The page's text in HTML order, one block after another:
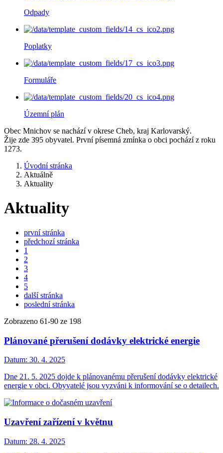
Odpady
Poplatky
Formuláře
Územní plán
Obec Mnichov se nachází v okrese Cheb, kraj Karlovarský.
Žije zde 395 obyvatel. První písemná zmínka o obci pochází z roku
1273.
Úvodní stránka
Aktuálně
Aktuality
Aktuality
první stránka
předchozí stránka
1
2
3
4
5
další stránka
poslední stránka
Zobrazeno 61-90 ze 198
Plánované přerušení dodávky elektrické energie
Datum: 30. 4. 2025
Dne 21. 5. 2025 dojde k plánovanému přerušení dodávky elektrické
energie v obci. Obyvatelé jsou vyzváni k informování se o detailech.
Uzavření zařízení v květnu
Datum: 28. 4. 2025